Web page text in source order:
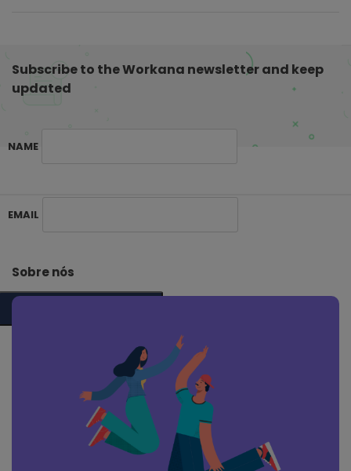
Subscribe to the Workana newsletter and keep
updated
NAME
EMAIL
F
o
Sobre nós